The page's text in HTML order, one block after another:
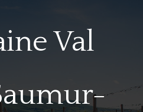
Val